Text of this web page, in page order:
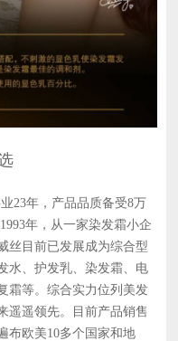
23年，产品品质备受8万
年，从一家染发霜小企
丝目前已发展成为综合型
水、护发乳、染发霜、电
霜等。综合实力位列美发
遥遥领先。目前产品销售
布欧美10多个国家和地